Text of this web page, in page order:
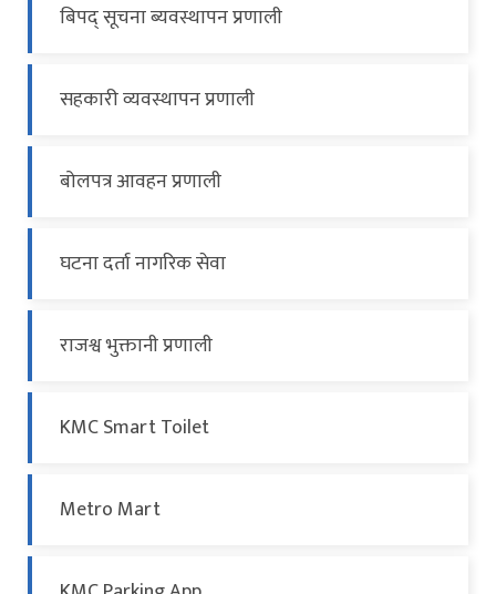
बिपद् सूचना ब्यवस्थापन प्रणाली
सहकारी व्यवस्थापन प्रणाली
बोलपत्र आवहन प्रणाली
घटना दर्ता नागरिक सेवा
राजश्व भुक्तानी प्रणाली
KMC Smart Toilet
Metro Mart